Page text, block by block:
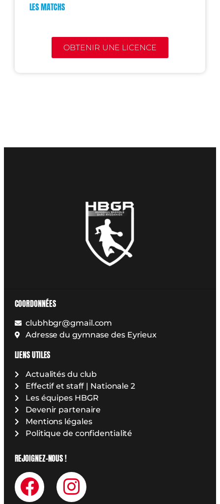
LES MATCHS
OBTENIR UNE LICENCE
COORDONNÉES
clubhbgr@gmail.com
Adresse du gymnase des Eyrieux
LIENS UTILES
Actualités du club
Effectif et staff | Nationale 2
Les équipes HBGR
Devenir partenaire
Mentions légales
Politique de confidentialité
REJOIGNEZ-NOUS !